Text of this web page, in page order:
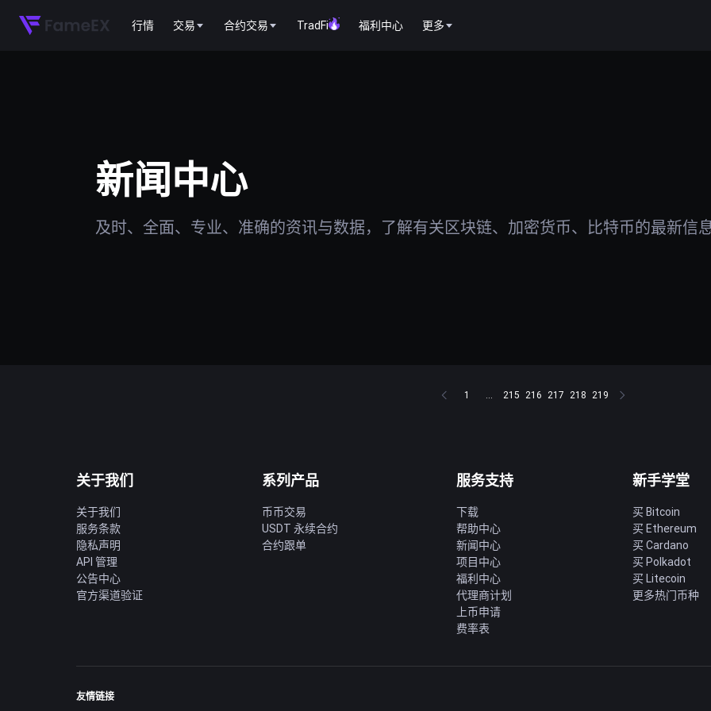
行情 交易 合约交易 TradFi 福利中心 更多
新闻中心
及时、全面、专业、准确的资讯与数据，了解有关区块链、加密货币、比特币的最新信
1 ... 215 216 217 218 219
关于我们
关于我们
服务条款
隐私声明
API 管理
公告中心
官方渠道验证
系列产品
币币交易
USDT 永续合约
合约跟单
服务支持
下载
帮助中心
新闻中心
项目中心
福利中心
代理商计划
上币申请
费率表
新手学堂
买 Bitcoin
买 Ethereum
买 Cardano
买 Polkadot
买 Litecoin
更多热门币种
友情链接